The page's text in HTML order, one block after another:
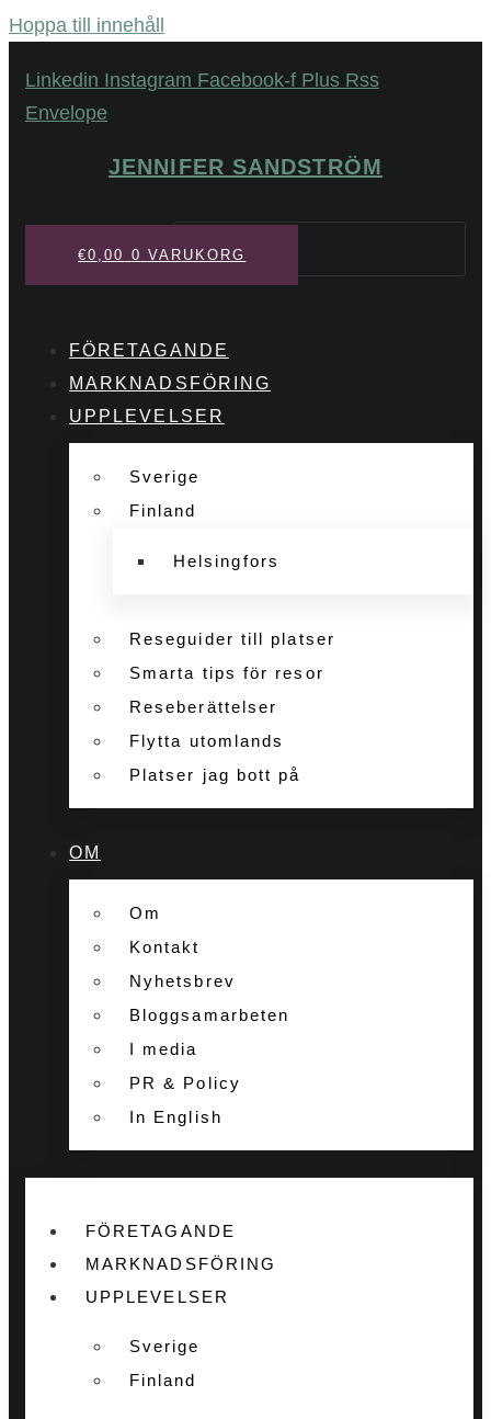
Hoppa till innehåll
Linkedin Instagram Facebook-f Plus Rss
Envelope
JENNIFER SANDSTRÖM
Sök
€0,00 0 VARUKORG
FÖRETAGANDE
MARKNADSFÖRING
UPPLEVELSER
Sverige
Finland
Helsingfors
Reseguider till platser
Smarta tips för resor
Reseberättelser
Flytta utomlands
Platser jag bott på
OM
Om
Kontakt
Nyhetsbrev
Bloggsamarbeten
I media
PR & Policy
In English
FÖRETAGANDE
MARKNADSFÖRING
UPPLEVELSER
Sverige
Finland